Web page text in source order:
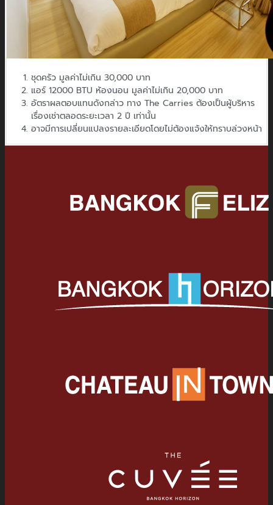
ชุดครัว มูลค่าไม่เกิน 30,000 บาท
แอร์ 12000 BTU ห้องนอน มูลค่าไม่เกิน 20,000 บาท
อัตราผลตอบแทนดังกล่าว ทาง The Carries ต้องเป็นผู้บริหาร
เรื่องเช่าตลอดระยะเวลา 2 ปี เท่านั้น
อาจมีการเปลี่ยนแปลงรายละเอียดโดยไม่ต้องแจ้งให้ทราบล่วงหน้า